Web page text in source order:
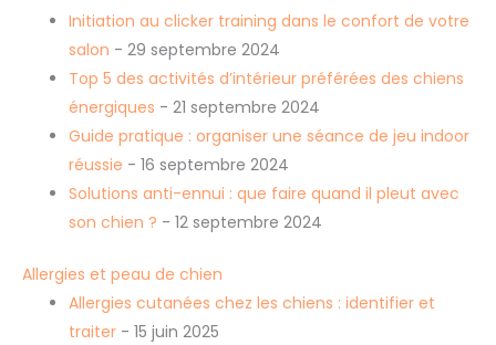
Initiation au clicker training dans le confort de votre
salon - 29 septembre 2024
Top 5 des activités d’intérieur préférées des chiens
énergiques - 21 septembre 2024
Guide pratique : organiser une séance de jeu indoor
réussie - 16 septembre 2024
Solutions anti-ennui : que faire quand il pleut avec
son chien ? - 12 septembre 2024
Allergies et peau de chien
Allergies cutanées chez les chiens : identifier et
traiter - 15 juin 2025